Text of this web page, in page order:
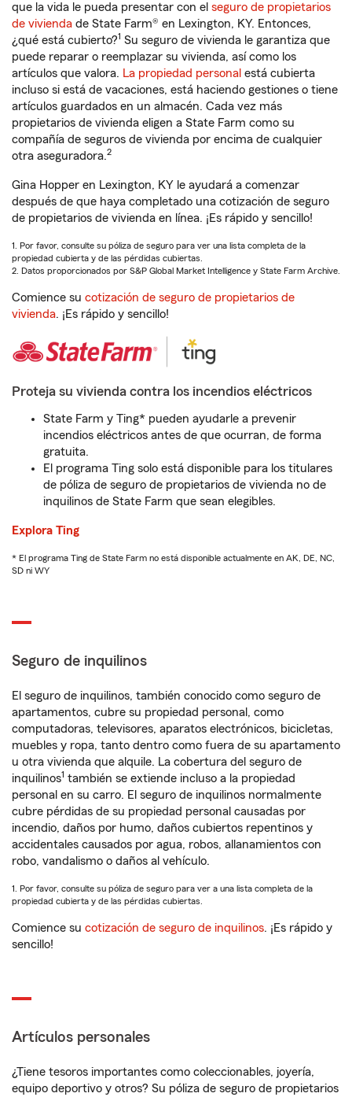
que la vida le pueda presentar con el seguro de propietarios
de vivienda de State Farm® en Lexington, KY. Entonces,
¿qué está cubierto?1 Su seguro de vivienda le garantiza que
puede reparar o reemplazar su vivienda, así como los
artículos que valora. La propiedad personal está cubierta
incluso si está de vacaciones, está haciendo gestiones o tiene
artículos guardados en un almacén. Cada vez más
propietarios de vivienda eligen a State Farm como su
compañía de seguros de vivienda por encima de cualquier
otra aseguradora.2
Gina Hopper en Lexington, KY le ayudará a comenzar
después de que haya completado una cotización de seguro
de propietarios de vivienda en línea. ¡Es rápido y sencillo!
1. Por favor, consulte su póliza de seguro para ver una lista completa de la
propiedad cubierta y de las pérdidas cubiertas.
2. Datos proporcionados por S&P Global Market Intelligence y State Farm Archive.
Comience su cotización de seguro de propietarios de
vivienda. ¡Es rápido y sencillo!
Proteja su vivienda contra los incendios eléctricos
State Farm y Ting* pueden ayudarle a prevenir
incendios eléctricos antes de que ocurran, de forma
gratuita.
El programa Ting solo está disponible para los titulares
de póliza de seguro de propietarios de vivienda no de
inquilinos de State Farm que sean elegibles.
Explora Ting
* El programa Ting de State Farm no está disponible actualmente en AK, DE, NC,
SD ni WY
Seguro de inquilinos
El seguro de inquilinos, también conocido como seguro de
apartamentos, cubre su propiedad personal, como
computadoras, televisores, aparatos electrónicos, bicicletas,
muebles y ropa, tanto dentro como fuera de su apartamento
u otra vivienda que alquile. La cobertura del seguro de
inquilinos1 también se extiende incluso a la propiedad
personal en su carro. El seguro de inquilinos normalmente
cubre pérdidas de su propiedad personal causadas por
incendio, daños por humo, daños cubiertos repentinos y
accidentales causados por agua, robos, allanamientos con
robo, vandalismo o daños al vehículo.
1. Por favor, consulte su póliza de seguro para ver a una lista completa de la
propiedad cubierta y de las pérdidas cubiertas.
Comience su cotización de seguro de inquilinos. ¡Es rápido y
sencillo!
Artículos personales
¿Tiene tesoros importantes como coleccionables, joyería,
equipo deportivo y otros? Su póliza de seguro de propietarios